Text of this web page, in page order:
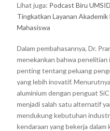
Lihat juga: Podcast Biru
Tingkatkan Layanan
Mahasiswa
Dalam pembahasannya, Dr.
menekankan bahwa penelitian
penting tentang peluang
yang lebih inovatif.
aluminium dengan penguat
menjadi salah satu alternatif
mendukung kebutuhan
kendaraan yang bekerja dalam